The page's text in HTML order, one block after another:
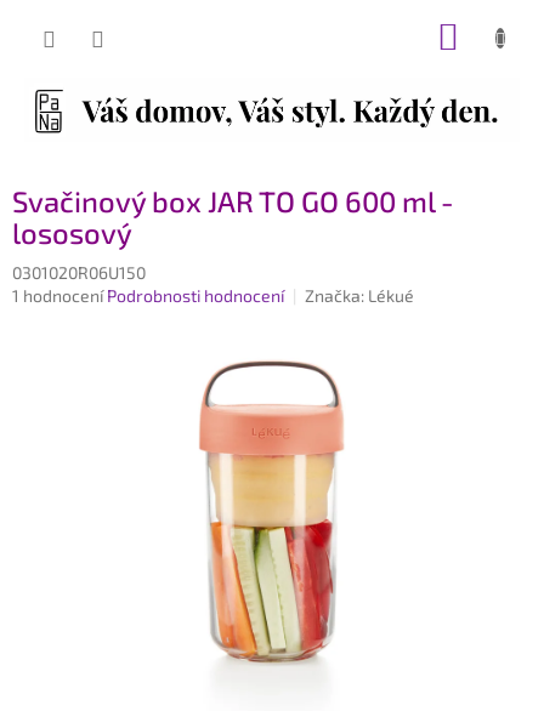
Svačinový box JAR TO GO 600 ml -
lososový
0301020R06U150
Průměrné
1 hodnocení Podrobnosti hodnocení Značka: Lékué